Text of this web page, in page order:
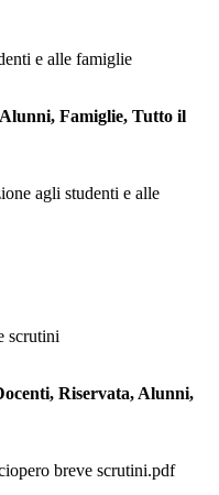
e alle famiglie
Famiglie, Tutto il
agli studenti e alle
scrutini
Riservata, Alunni,
breve scrutini.pdf